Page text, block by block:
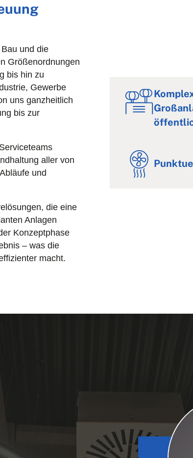
und die
Größenordnungen
bis hin zu
Gewerbe
uns ganzheitlich
bis zur
aller von
und
die eine
Anlagen
Konzeptphase
– was die
macht.